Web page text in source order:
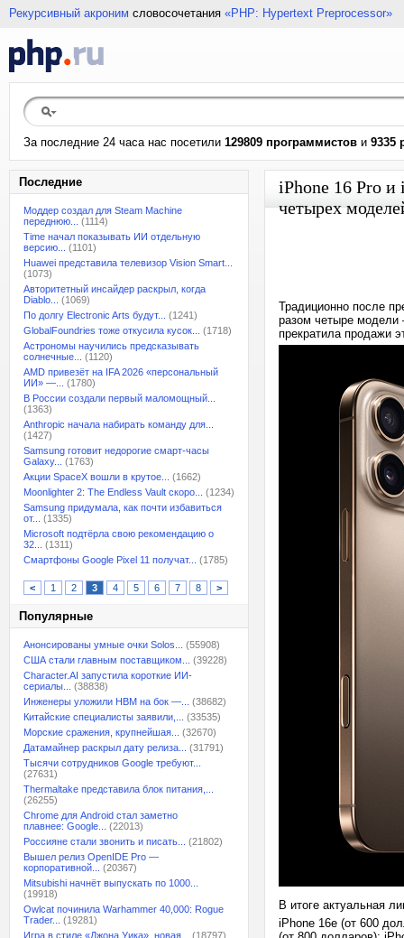
Рекурсивный акроним словосочетания «PHP: Hypertext Preprocessor»
За последние 24 часа нас посетили 129809 программистов и 9335
Последние
Моддер создал для Steam Machine
переднюю...
(1114)
Time начал показывать ИИ отдельную
версию...
(1101)
Huawei представила телевизор Vision Smart...
(1073)
Авторитетный инсайдер раскрыл, когда
Diablo...
(1069)
По долгу Electronic Arts будут...
(1241)
GlobalFoundries тоже откусила кусок...
(1718)
Астрономы научились предсказывать
солнечные...
(1120)
AMD привезёт на IFA 2026 «персональный
ИИ» —...
(1780)
В России создали первый маломощный...
(1363)
Anthropic начала набирать команду для...
(1427)
Samsung готовит недорогие смарт-часы
Galaxy...
(1763)
Акции SpaceX вошли в крутое...
(1662)
Moonlighter 2: The Endless Vault скоро...
(1234)
Samsung придумала, как почти избавиться
от...
(1335)
Microsoft подтёрла свою рекомендацию о
32...
(1311)
Смартфоны Google Pixel 11 получат...
(1785)
< 1 2 3 4 5 6 7 8 >
Популярные
Анонсированы умные очки Solos...
(55908)
США стали главным поставщиком...
(39228)
Character.AI запустила короткие ИИ-
сериалы...
(38838)
Инженеры уложили HBM на бок —...
(38682)
Китайские специалисты заявили,...
(33535)
Морские сражения, крупнейшая...
(32670)
Датамайнер раскрыл дату релиза...
(31791)
Тысячи сотрудников Google требуют...
(27631)
Thermaltake представила блок питания,...
(26255)
Chrome для Android стал заметно
плавнее: Google...
(22013)
Россияне стали звонить и писать...
(21802)
Вышел релиз OpenIDE Pro —
корпоративной...
(20367)
Mitsubishi начнёт выпускать по 1000...
(19918)
Owlcat починила Warhammer 40,000: Rogue
Trader...
(19281)
Игра в стиле «Джона Уика», новая...
(18797)
iPhone 16 Pro
четырех
Традиционно после
разом четыре модели
прекратила продажи
В итоге актуальная
iPhone 16e (от 600